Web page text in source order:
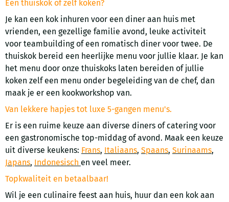
Een thuiskok of zelf koken?
Je kan een kok inhuren voor een diner aan huis met
vrienden, een gezellige familie avond, leuke activiteit
voor teambuilding of een romatisch diner voor twee. De
thuiskok bereid een heerlijke menu voor jullie klaar. Je kan
het menu door onze thuiskoks laten bereiden of jullie
koken zelf een menu onder begeleiding van de chef, dan
maak je er een kookworkshop van.
Van lekkere hapjes tot luxe 5-gangen menu's.
Er is een ruime keuze aan diverse diners of catering voor
een gastronomische top-middag of avond. Maak een keuze
uit diverse keukens: Frans, Italiaans, Spaans, Surinaams,
Japans, Indonesisch en veel meer.
Topkwaliteit en betaalbaar!
Wil je een culinaire feest aan huis, huur dan een kok aan